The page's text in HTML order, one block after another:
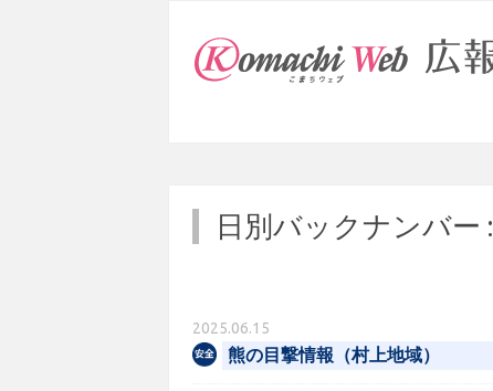
日別バックナンバー :
2025.06.15
熊の目撃情報（村上地域）